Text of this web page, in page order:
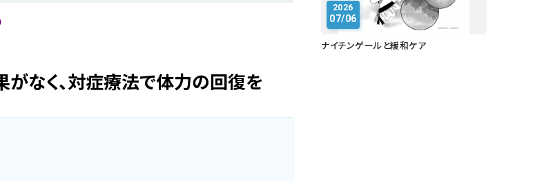
なく、対症療法で体力の回復を
2026
07/06
ナイチンゲールと緩和ケア